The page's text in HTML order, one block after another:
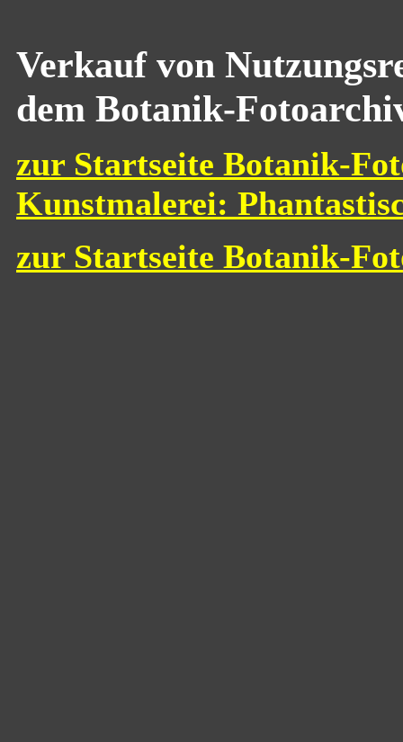
Verkauf von
dem Botanik-
zur Startseite Botanik-
Kunstmalerei:
zur Startseite Botanik-